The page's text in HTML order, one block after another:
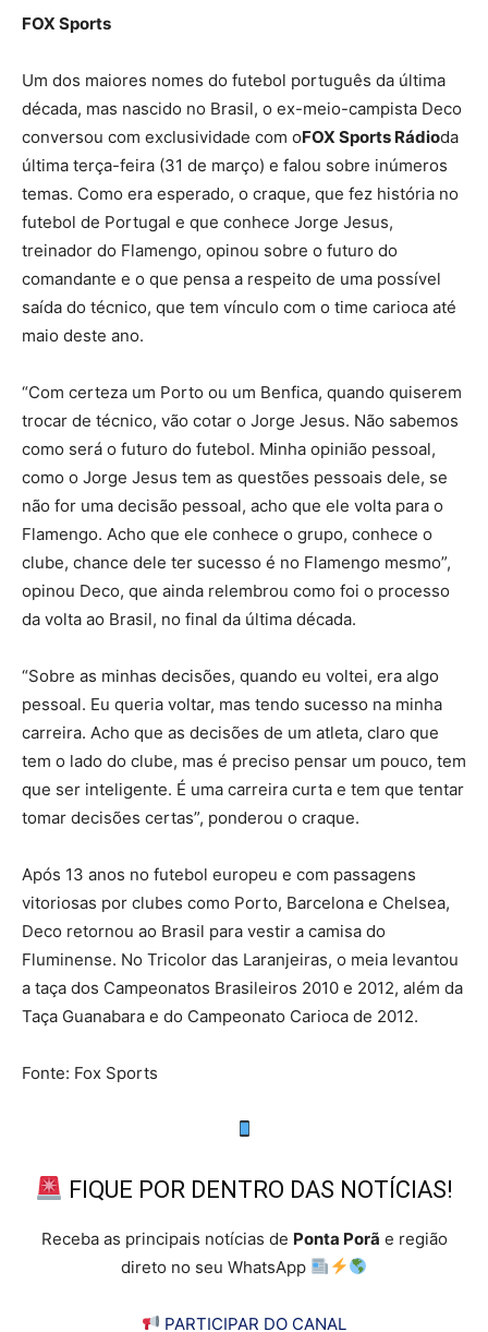
FOX Sports
Um dos maiores nomes do futebol português da última
década, mas nascido no Brasil, o ex-meio-campista Deco
conversou com exclusividade com oFOX Sports Rádioda
última terça-feira (31 de março) e falou sobre inúmeros
temas. Como era esperado, o craque, que fez história no
futebol de Portugal e que conhece Jorge Jesus,
treinador do Flamengo, opinou sobre o futuro do
comandante e o que pensa a respeito de uma possível
saída do técnico, que tem vínculo com o time carioca até
maio deste ano.
“Com certeza um Porto ou um Benfica, quando quiserem
trocar de técnico, vão cotar o Jorge Jesus. Não sabemos
como será o futuro do futebol. Minha opinião pessoal,
como o Jorge Jesus tem as questões pessoais dele, se
não for uma decisão pessoal, acho que ele volta para o
Flamengo. Acho que ele conhece o grupo, conhece o
clube, chance dele ter sucesso é no Flamengo mesmo”,
opinou Deco, que ainda relembrou como foi o processo
da volta ao Brasil, no final da última década.
“Sobre as minhas decisões, quando eu voltei, era algo
pessoal. Eu queria voltar, mas tendo sucesso na minha
carreira. Acho que as decisões de um atleta, claro que
tem o lado do clube, mas é preciso pensar um pouco, tem
que ser inteligente. É uma carreira curta e tem que tentar
tomar decisões certas”, ponderou o craque.
Após 13 anos no futebol europeu e com passagens
vitoriosas por clubes como Porto, Barcelona e Chelsea,
Deco retornou ao Brasil para vestir a camisa do
Fluminense. No Tricolor das Laranjeiras, o meia levantou
a taça dos Campeonatos Brasileiros 2010 e 2012, além da
Taça Guanabara e do Campeonato Carioca de 2012.
Fonte: Fox Sports
FIQUE POR DENTRO DAS NOTÍCIAS!
Receba as principais notícias de Ponta Porã e região
direto no seu WhatsApp
PARTICIPAR DO CANAL